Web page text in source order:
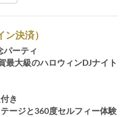
決済）
パーティ
最大級のハロウィンDJナイト
き
ージと360度セルフィー体験